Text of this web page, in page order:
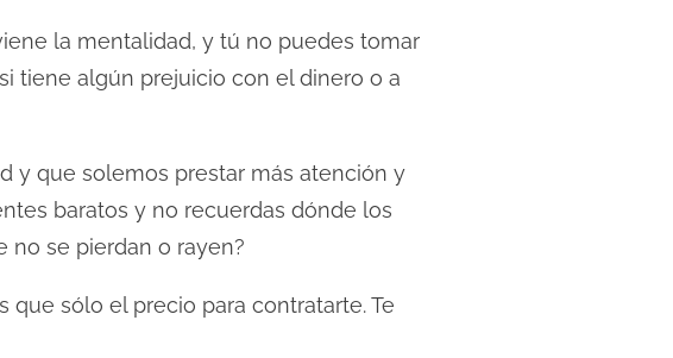
la mentalidad, y tú no puedes tomar
tiene algún prejuicio con el dinero o a
y que solemos prestar más atención y
baratos y no recuerdas dónde los
no se pierdan o rayen?
que sólo el precio para contratarte. Te